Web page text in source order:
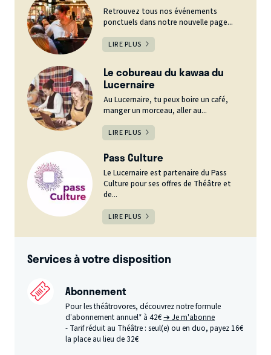
Retrouvez tous nos événements
ponctuels dans notre nouvelle page...
LIRE PLUS
Le cobureau du kawaa du
Lucernaire
Au Lucernaire, tu peux boire un café,
manger un morceau, aller au...
LIRE PLUS
Pass Culture
Le Lucernaire est partenaire du Pass
Culture pour ses offres de Théâtre et
de...
LIRE PLUS
Services à votre disposition
Abonnement
Pour les théâtrovores, découvrez notre formule
d’abonnement annuel* à 42€➔ Je m'abonne
- Tarif réduit au Théâtre : seul(e) ou en duo, payez 16€
la place au lieu de 32€